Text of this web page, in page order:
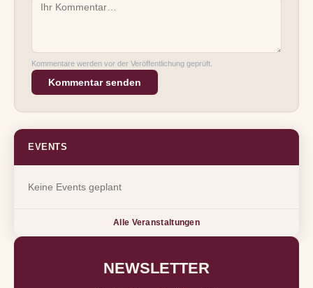
Kommentare werden vor der Veröffentlichung geprüft.
Kommentar senden
EVENTS
Keine Events geplant
Alle Veranstaltungen
NEWSLETTER